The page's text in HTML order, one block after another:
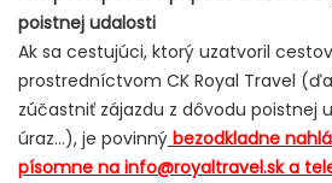
poistnej udalosti
Ak sa cestujúci, ktorý uzatvoril
prostredníctvom CK Royal Travel
zúčastniť zájazdu z dôvodu poistnej
úraz...), je povinný bezodkladne
písomne na info@royaltravel.sk a